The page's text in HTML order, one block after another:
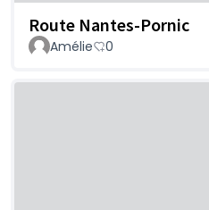
Route Nantes-Pornic
Amélie 0